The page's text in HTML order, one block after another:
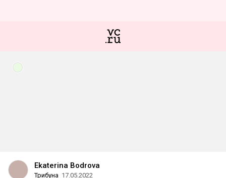
Ekaterina Bodrova
Трибуна 17.05.2022